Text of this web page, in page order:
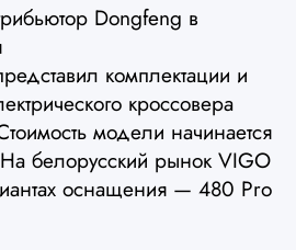
Dongfeng в
комплектации и
кроссовера
модели начинается
белорусский рынок VIGO
оснащения — 480 Pro